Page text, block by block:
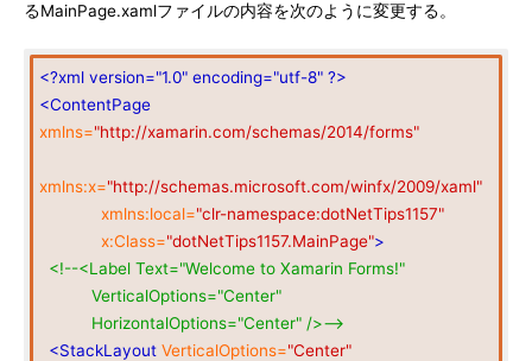
るMainPage.xamlファイルの内容を次のように変更する。
<?xml version="1.0" encoding="utf-8" ?>
<ContentPage
xmlns="http://xamarin.com/schemas/2014/forms"
xmlns:x="http://schemas.microsoft.com/winfx/2009/xaml"
xmlns:local="clr-namespace:dotNetTips1157"
x:Class="dotNetTips1157.MainPage">
<!--<Label Text="Welcome to Xamarin Forms!"
VerticalOptions="Center"
HorizontalOptions="Center" />-->
<StackLayout VerticalOptions="Center"